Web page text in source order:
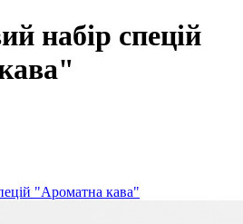
набір спецій